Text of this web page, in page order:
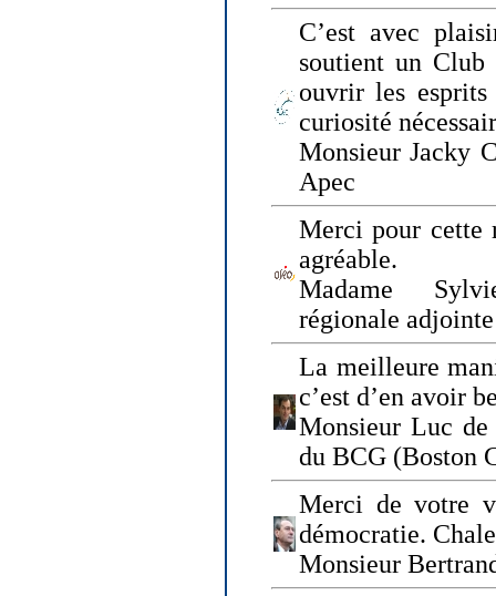
C’est avec
soutient un Club
ouvrir les
curiosité
Monsieur Jacky
Apec
Merci pour cette
agréable.
Madame
régionale
La meilleure
c’est d’en avoir
Monsieur Luc de
du BCG (Boston
Merci de votre
démocratie.
Monsieur